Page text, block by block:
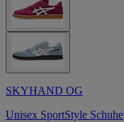
SKYHAND OG
Unisex SportStyle Schuhe